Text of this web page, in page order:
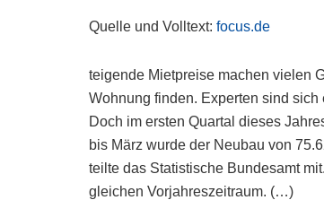
Quelle und Volltext:focus.de
teigende Mietpreise machen vielen
Wohnung finden. Experten sind
Doch im ersten Quartal dieses
bis März wurde der Neubau von
teilte das Statistische Bundesamt
gleichen Vorjahreszeitraum. (…)